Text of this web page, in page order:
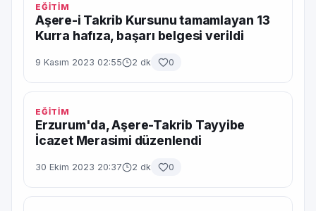
EĞİTİM
Aşere-i Takrib Kursunu tamamlayan 13
Kurra hafıza, başarı belgesi verildi
9 Kasım 2023 02:55 2 dk 0
EĞİTİM
Erzurum'da, Aşere-Takrib Tayyibe
İcazet Merasimi düzenlendi
30 Ekim 2023 20:37 2 dk 0